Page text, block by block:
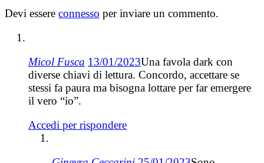
Devi essere connesso per inviare un commento.
Micol Fusca 13/01/2023Una favola dark con
diverse chiavi di lettura. Concordo, accettare se
stessi fa paura ma bisogna lottare per far emergere
il vero “io”.
Accedi per rispondere